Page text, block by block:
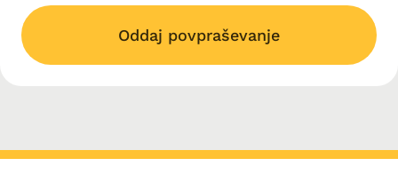
Oddaj povpraševanje